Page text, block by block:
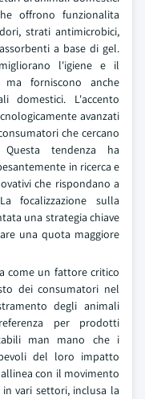
offrono funzionalita
strati antimicrobici,
a base di gel.
l'igiene e il
forniscono anche
domestici. L'accento
avanzati
che cercano
tendenza ha
in ricerca e
che rispondano a
focalizzazione sulla
una strategia chiave
una quota maggiore
come un fattore critico
dei consumatori nel
degli animali
per prodotti
man mano che i
del loro impatto
con il movimento
vari settori, inclusa la